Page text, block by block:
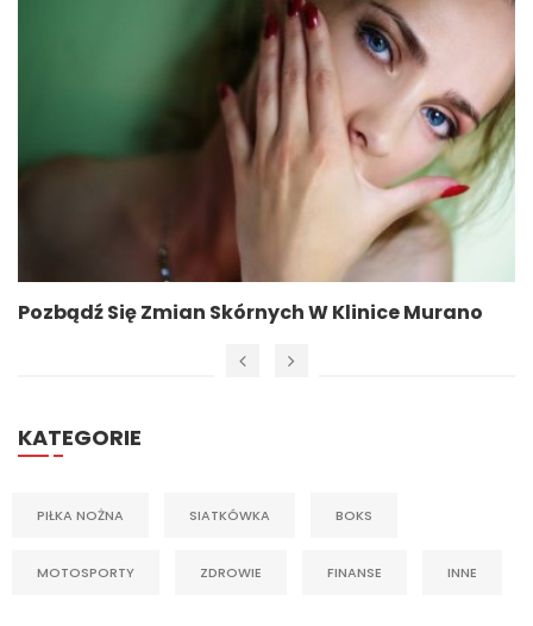
Pozbądź Się Zmian Skórnych W Klinice Murano
KATEGORIE
PIŁKA NOŻNA SIATKÓWKA BOKS
MOTOSPORTY ZDROWIE FINANSE INNE